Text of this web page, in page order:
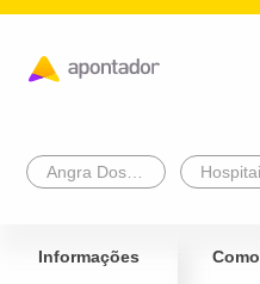
Informações